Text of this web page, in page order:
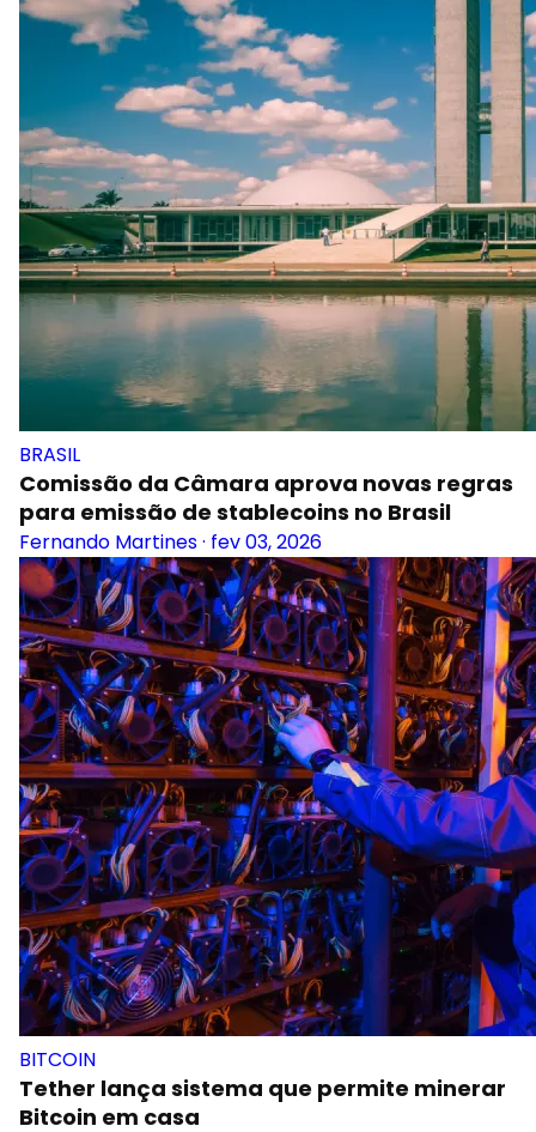
BRASIL
Comissão da Câmara aprova novas regras
para emissão de stablecoins no Brasil
Fernando Martines· fev 03, 2026
BITCOIN
Tether lança sistema que permite minerar
Bitcoin em casa